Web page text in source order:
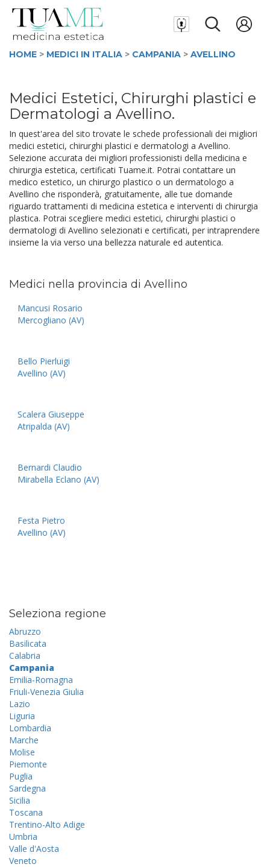
HOME > MEDICI IN ITALIA > CAMPANIA > AVELLINO
Medici Estetici, Chirurghi plastici e
Dermatologi a Avellino.
In quest'area del sito trovate le schede professionali dei migliori
medici estetici, chirurghi plastici e dermatologi a Avellino.
Selezione accurata dei migliori professionisti della medicina e
chirurgia estetica, certificati Tuame.it. Potrai contattare un
medico estetico, un chirurgo plastico o un dermatologo a
Avellino che risponderà, gratuitamente, alle tue domande
riguardo trattamenti di medicina estetica e interventi di chirurgia
plastica. Potrai scegliere medici estetici, chirurghi plastici o
dermatologi di Avellino selezionati e certificati, per intraprendere
insieme la via verso una bellezza naturale ed autentica.
Medici nella provincia di Avellino
Mancusi Rosario
Mercogliano (AV)
Bello Pierluigi
Avellino (AV)
Scalera Giuseppe
Atripalda (AV)
Bernardi Claudio
Mirabella Eclano (AV)
Festa Pietro
Avellino (AV)
Seleziona regione
Abruzzo
Basilicata
Calabria
Campania
Emilia-Romagna
Friuli-Venezia Giulia
Lazio
Liguria
Lombardia
Marche
Molise
Piemonte
Puglia
Sardegna
Sicilia
Toscana
Trentino-Alto Adige
Umbria
Valle d'Aosta
Veneto